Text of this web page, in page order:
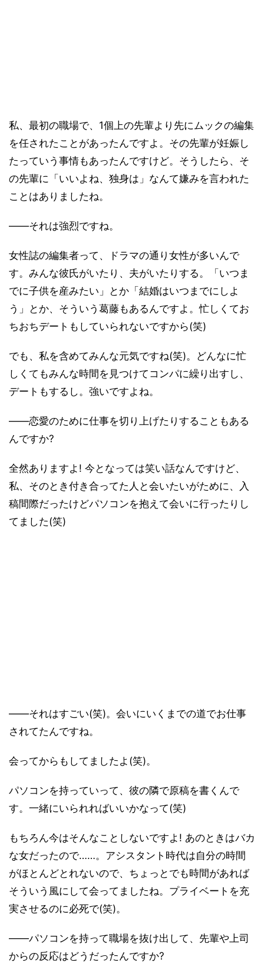
私、最初の職場で、1個上の先輩より先にムックの編集
を任されたことがあったんですよ。その先輩が妊娠し
たっていう事情もあったんですけど。そうしたら、そ
の先輩に「いいよね、独身は」なんて嫌みを言われた
ことはありましたね。
――それは強烈ですね。
女性誌の編集者って、ドラマの通り女性が多いんで
す。みんな彼氏がいたり、夫がいたりする。「いつま
でに子供を産みたい」とか「結婚はいつまでにしよ
う」とか、そういう葛藤もあるんですよ。忙しくてお
ちおちデートもしていられないですから(笑)
でも、私を含めてみんな元気ですね(笑)。どんなに忙
しくてもみんな時間を見つけてコンパに繰り出すし、
デートもするし。強いですよね。
――恋愛のために仕事を切り上げたりすることもある
んですか?
全然ありますよ! 今となっては笑い話なんですけど、
私、そのとき付き合ってた人と会いたいがために、入
稿間際だったけどパソコンを抱えて会いに行ったりし
てました(笑)
――それはすごい(笑)。会いにいくまでの道でお仕事
されてたんですね。
会ってからもしてましたよ(笑)。
パソコンを持っていって、彼の隣で原稿を書くんで
す。一緒にいられればいいかなって(笑)
もちろん今はそんなことしないですよ! あのときはバカ
な女だったので……。アシスタント時代は自分の時間
がほとんどとれないので、ちょっとでも時間があれば
そういう風にして会ってましたね。プライベートを充
実させるのに必死で(笑)。
――パソコンを持って職場を抜け出して、先輩や上司
からの反応はどうだったんですか?